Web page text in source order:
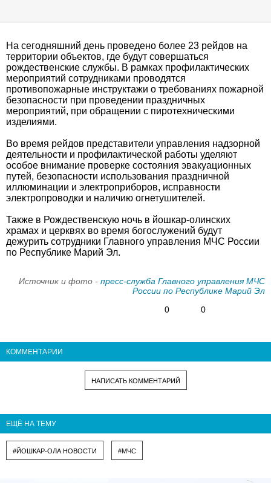
На сегодняшний день проведено более 23 рейдов на
территории объектов, где будут совершаться
рождественские службы. В рамках профилактических
мероприятий сотрудниками проводятся
противопожарные инструктажи о требованиях пожарной
безопасности при проведении праздничных
мероприятий, при обращении с пиротехническими
изделиями.
Во время рейдов представители управления надзорной
деятельности и профилактической работы уделяют
особое внимание проверке состояния эвакуационных
путей, безопасности использования праздничной
иллюминации и электроприборов, исправности
электропроводки и наличию огнетушителей.
Также в Рождественскую ночь в йошкар-олинских
храмах и церквях во время богослужений будут
дежурить сотрудники Главного управления МЧС России
по Республике Марий Эл.
Источник и фото - пресс-служба Главного управления МЧС
России по Республике Марий Эл
0
0
КОММЕНТАРИИ
НАПИСАТЬ КОММЕНТАРИЙ
ЕЩЁ НА ТЕМУ
#ЙОШКАР-ОЛА НОВОСТИ #МЧС